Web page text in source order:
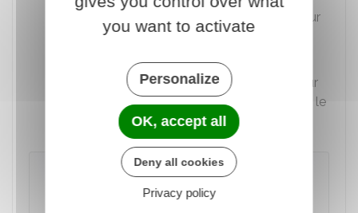
Organisme que vous avez rémunéré pour
ces services, si vous faites appel à un
Personne que vous avez rémunérée pour
ces services, si vous employez en direct le
salarié concerné.
Dans votre déclaration de revenus en ligne, le
you want to activate
Personalize
OK, accept all
Deny all cookies
Privacy policy